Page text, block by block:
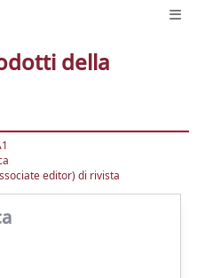
della
editor) di rivista